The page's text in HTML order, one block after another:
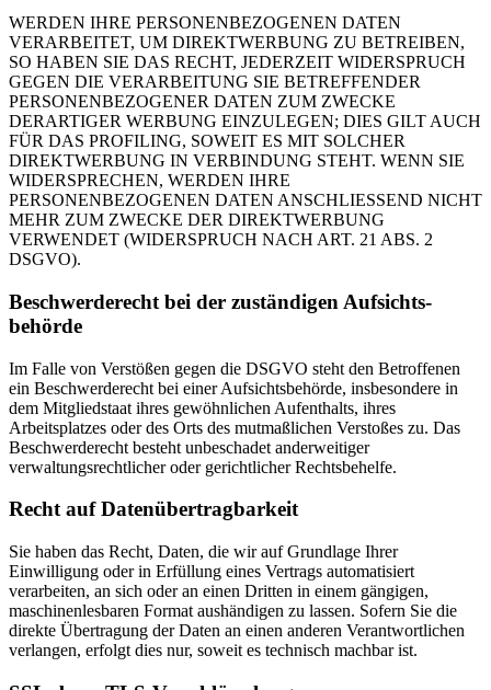
WERDEN IHRE PERSONENBEZOGENEN DATEN
VERARBEITET, UM DIREKTWERBUNG ZU BETREIBEN,
SO HABEN SIE DAS RECHT, JEDERZEIT WIDERSPRUCH
GEGEN DIE VERARBEITUNG SIE BETREFFENDER
PERSONENBEZOGENER DATEN ZUM ZWECKE
DERARTIGER WERBUNG EINZULEGEN; DIES GILT AUCH
FÜR DAS PROFILING, SOWEIT ES MIT SOLCHER
DIREKTWERBUNG IN VERBINDUNG STEHT. WENN SIE
WIDERSPRECHEN, WERDEN IHRE
PERSONENBEZOGENEN DATEN ANSCHLIESSEND NICHT
MEHR ZUM ZWECKE DER DIREKTWERBUNG
VERWENDET (WIDERSPRUCH NACH ART. 21 ABS. 2
DSGVO).
Beschwerde­recht bei der zuständigen Aufsichts­
behörde
Im Falle von Verstößen gegen die DSGVO steht den Betroffenen
ein Beschwerderecht bei einer Aufsichtsbehörde, insbesondere in
dem Mitgliedstaat ihres gewöhnlichen Aufenthalts, ihres
Arbeitsplatzes oder des Orts des mutmaßlichen Verstoßes zu. Das
Beschwerderecht besteht unbeschadet anderweitiger
verwaltungsrechtlicher oder gerichtlicher Rechtsbehelfe.
Recht auf Daten­übertrag­barkeit
Sie haben das Recht, Daten, die wir auf Grundlage Ihrer
Einwilligung oder in Erfüllung eines Vertrags automatisiert
verarbeiten, an sich oder an einen Dritten in einem gängigen,
maschinenlesbaren Format aushändigen zu lassen. Sofern Sie die
direkte Übertragung der Daten an einen anderen Verantwortlichen
verlangen, erfolgt dies nur, soweit es technisch machbar ist.